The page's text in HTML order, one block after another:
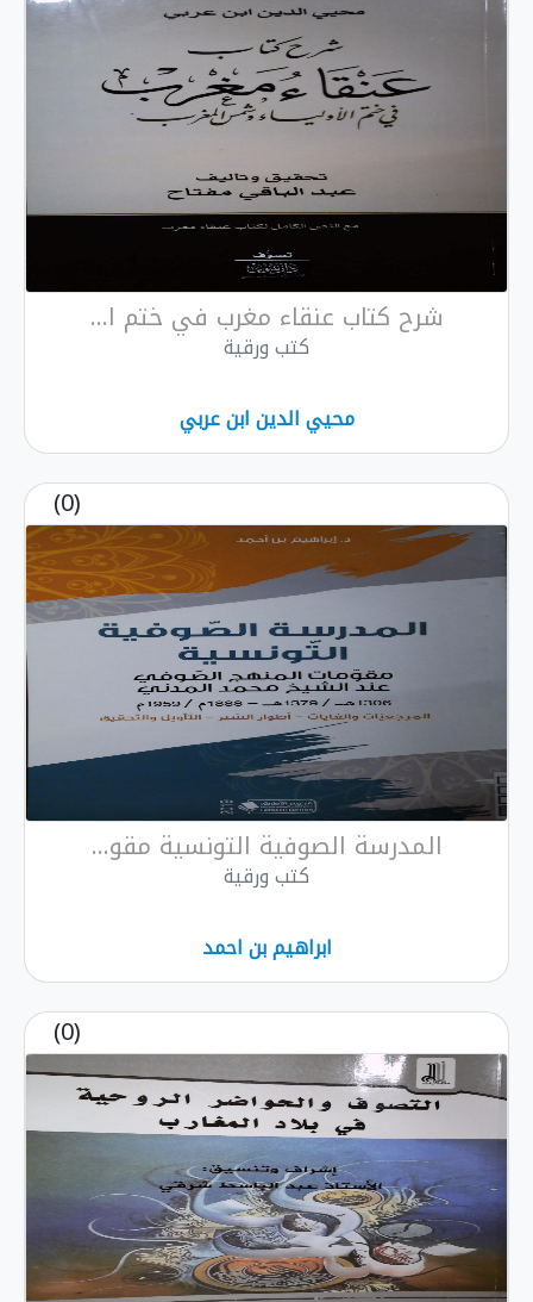
شرح كتاب عنقاء مغرب في ختم ا...
كتب ورقية
محيي الدين ابن عربي
(0)
المدرسة الصوفية التونسية مقو...
كتب ورقية
ابراهيم بن احمد
(0)